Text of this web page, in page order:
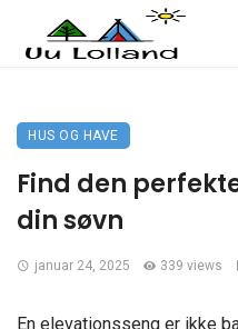
HUS OG HAVE
Find den
din søvn
januar 24, 2025 339 views
En elevationsseng er ikke